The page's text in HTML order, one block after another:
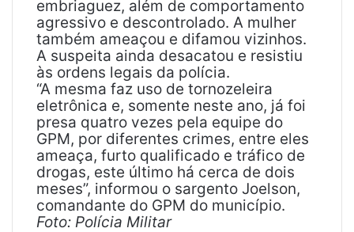
embriaguez, além de comportamento
agressivo e descontrolado. A mulher
também ameaçou e difamou vizinhos.
A suspeita ainda desacatou e resistiu
às ordens legais da polícia.
“A mesma faz uso de tornozeleira
eletrônica e, somente neste ano, já foi
presa quatro vezes pela equipe do
GPM, por diferentes crimes, entre eles
ameaça, furto qualificado e tráfico de
drogas, este último há cerca de dois
meses”, informou o sargento Joelson,
comandante do GPM do município.
Foto: Polícia Militar